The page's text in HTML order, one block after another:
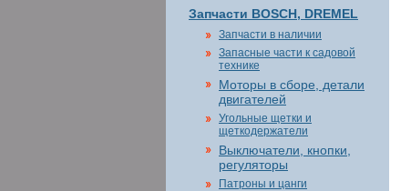
Запчасти BOSCH, DREMEL
Запчасти в наличии
Запасные части к садовой
технике
Моторы в сборе, детали
двигателей
Угольные щетки и
щеткодержатели
Выключатели, кнопки,
регуляторы
Патроны и цанги